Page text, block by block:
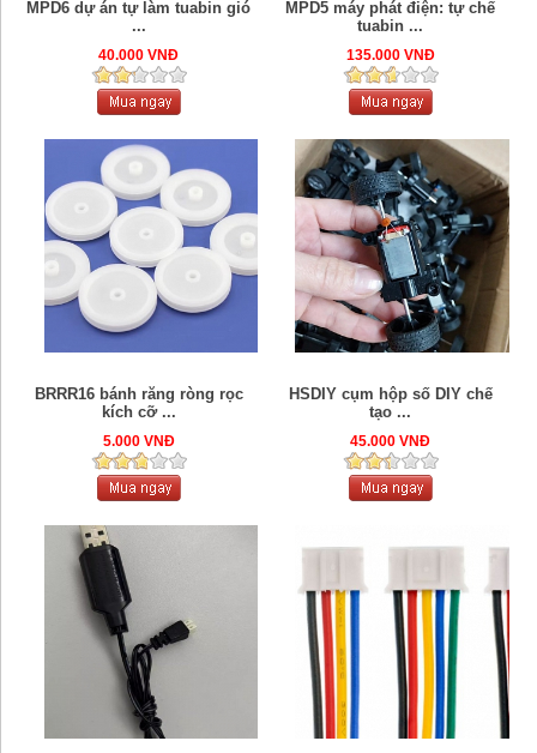
MPD6 dự án tự làm tuabin gió
...
40.000 VNĐ
MPD5 máy phát điện: tự chế
tuabin ...
135.000 VNĐ
BRRR16 bánh răng ròng rọc
kích cỡ ...
5.000 VNĐ
HSDIY cụm hộp số DIY chế
tạo ...
45.000 VNĐ